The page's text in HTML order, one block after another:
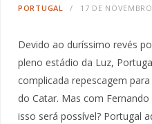
PORTUGAL 17 DE
Devido ao duríssimo revés
pleno estádio da Luz,
complicada repescagem
do Catar. Mas com
isso será possível? Portugal